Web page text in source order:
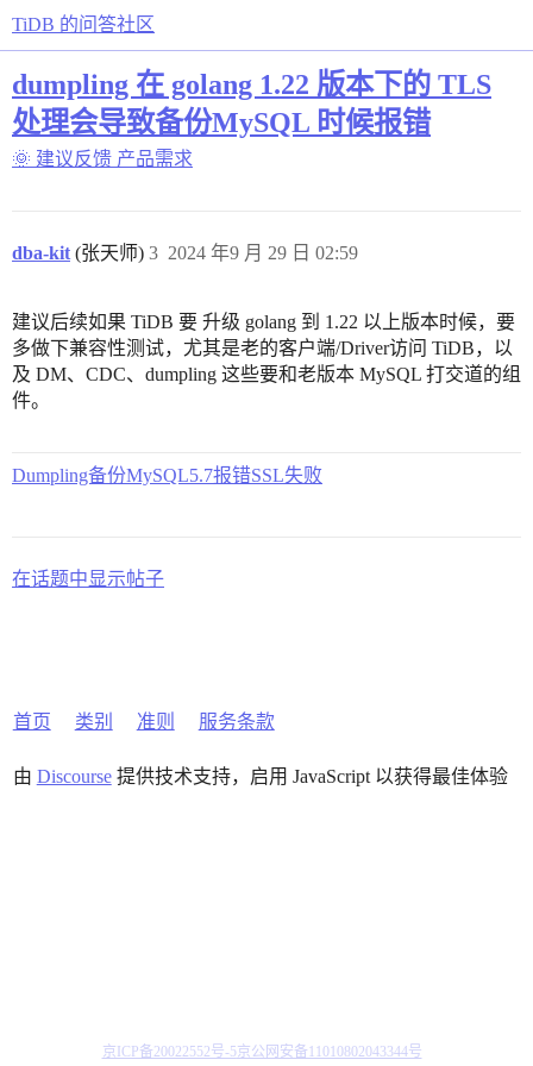
TiDB 的问答社区
dumpling 在 golang 1.22 版本下的 TLS
处理会导致备份MySQL 时候报错
🌞 建议反馈 产品需求
dba-kit (张天师) 2024 年9 月 29 日 02:59
3
建议后续如果 TiDB 要 升级 golang 到 1.22 以上版本时候，要
多做下兼容性测试，尤其是老的客户端/Driver访问 TiDB，以
及 DM、CDC、dumpling 这些要和老版本 MySQL 打交道的组
件。
Dumpling备份MySQL5.7报错SSL失败
在话题中显示帖子
首页 类别 准则 服务条款
由 Discourse提供技术支持，启用 JavaScript 以获得最佳体验
京ICP备20022552号-5京公网安备11010802043344号